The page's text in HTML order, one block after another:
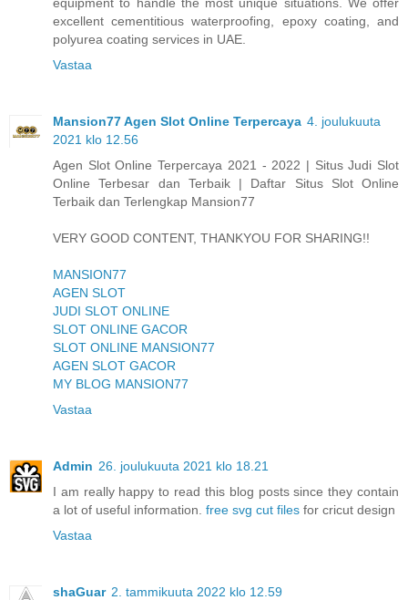
excellent cementitious waterproofing, epoxy coating, and
polyurea coating services in UAE.
Vastaa
Mansion77 Agen Slot Online Terpercaya 4. joulukuuta
2021 klo 12.56
Agen Slot Online Terpercaya 2021 - 2022 | Situs Judi Slot
Online Terbesar dan Terbaik | Daftar Situs Slot Online
Terbaik dan Terlengkap Mansion77
VERY GOOD CONTENT, THANKYOU FOR SHARING!!
MANSION77
AGEN SLOT
JUDI SLOT ONLINE
SLOT ONLINE GACOR
SLOT ONLINE MANSION77
AGEN SLOT GACOR
MY BLOG MANSION77
Vastaa
Admin 26. joulukuuta 2021 klo 18.21
I am really happy to read this blog posts since they contain
a lot of useful information. free svg cut files for cricut design
Vastaa
shaGuar 2. tammikuuta 2022 klo 12.59